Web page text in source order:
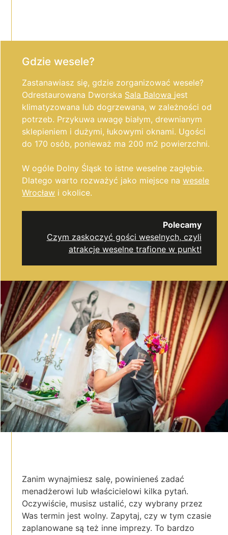
Gdzie wesele?
Zastanawiasz się, gdzie zorganizować wesele?
Odrestaurowana Dworska Sala Balowa jest
klimatyzowana lub dogrzewana, w zależności od
potrzeb. Przykuwa uwagę białym, drewnianym
sklepieniem i dużymi, łukowymi oknami. Ugości
do 170 osób, ponieważ ma 200 m2 powierzchni.
W ogóle Dolny Śląsk to istne weselne zagłębie.
Dlatego warto rozważyć jako miejsce nawesele
Wrocław i okolice.
Polecamy
Czym zaskoczyć gości weselnych, czyli
atrakcje weselne trafione w punkt!
Zanim wynajmiesz salę, powinieneś zadać
menadżerowi lub właścicielowi kilka pytań.
Oczywiście, musisz ustalić, czy wybrany przez
Was termin jest wolny. Zapytaj, czy w tym czasie
zaplanowane są też inne imprezy. To bardzo